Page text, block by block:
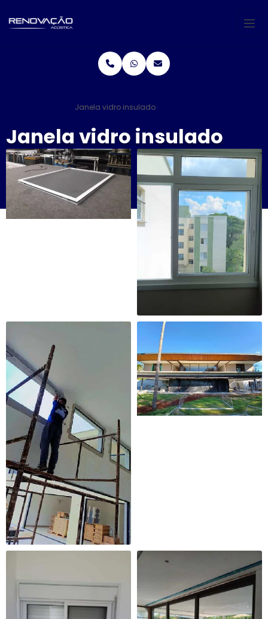
Janela vidro insulado
Janela vidro insulado